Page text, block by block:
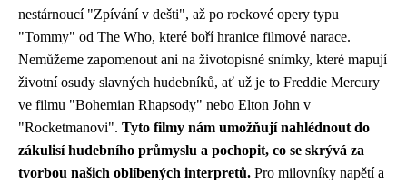
nestárnoucí "Zpívání v dešti", až po rockové opery typu
"Tommy" od The Who, které boří hranice filmové narace.
Nemůžeme zapomenout ani na životopisné snímky, které mapují
životní osudy slavných hudebníků, ať už je to Freddie Mercury
ve filmu "Bohemian Rhapsody" nebo Elton John v
"Rocketmanovi". Tyto filmy nám umožňují nahlédnout do
zákulisí hudebního průmyslu a pochopit, co se skrývá za
tvorbou našich oblíbených interpretů. Pro milovníky napětí a